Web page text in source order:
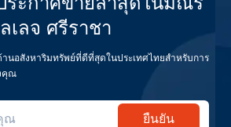
เลจ ศรีราชา
านอสังหาริมทรัพย์ที่ดีที่สุดในประเทศไทยสำหรับการ
คุณ
ยืนยัน